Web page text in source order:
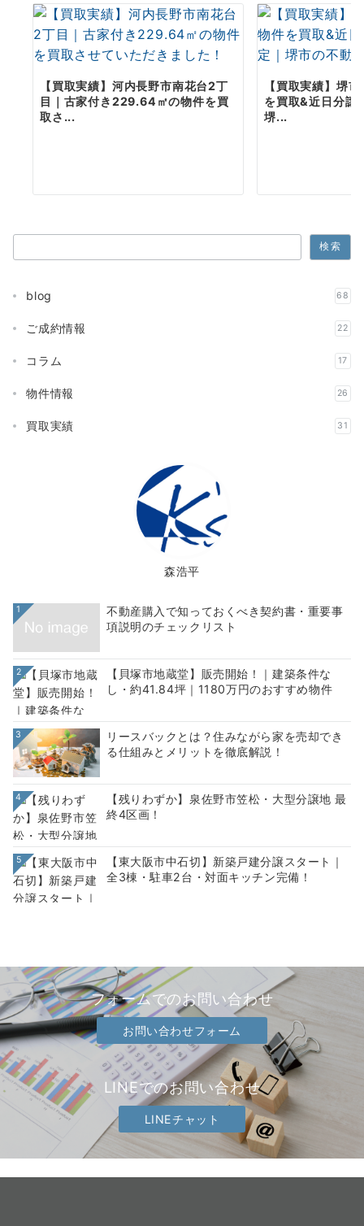
【買取実績】河内長野市南花台2丁
目｜古家付き229.64㎡の物件を買
取さ...
【買取実績】堺
を買取&近日分譲
堺...
検索
blog 68
ご成約情報 22
コラム 17
物件情報 26
買取実績 31
森浩平
1
不動産購入で知っておくべき契約書・重要事
項説明のチェックリスト
2
【貝塚市地蔵堂】販売開始！｜建築条件な
し・約41.84坪｜1180万円のおすすめ物件
3
リースバックとは？住みながら家を売却でき
る仕組みとメリットを徹底解説！
4
【残りわずか】泉佐野市笠松・大型分譲地 最
終4区画！
5
【東大阪市中石切】新築戸建分譲スタート｜
全3棟・駐車2台・対面キッチン完備！
フォームでのお問い合わせ
お問い合わせフォーム
LINEでのお問い合わせ
LINEチャット